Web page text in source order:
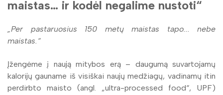
maistas… ir kodėl negalime nustoti“
„Per pastaruosius 150 metų maistas tapo... nebe
maistas.“
Įžengėme į naują mitybos erą – daugumą suvartojamų
kalorijų gauname iš visiškai naujų medžiagų, vadinamų itin
perdirbto maisto (angl. „ultra-processed food“, UPF)